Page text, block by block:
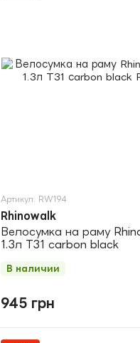
Артикул: RW194
Rhinowalk
Велосумка на раму
1.3л T31 сarbon black
945 грн
В наличии